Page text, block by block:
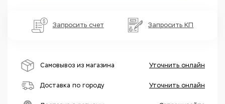
Запросить счет Запросить КП
Самовывоз из магазина Уточнить онлайн
Доставка по городу Уточнить онлайн